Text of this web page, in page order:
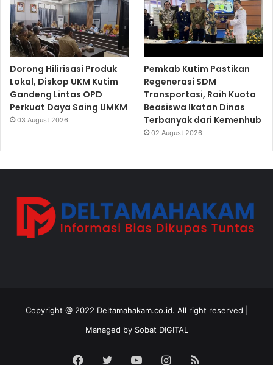
Dorong Hilirisasi Produk
Lokal, Diskop UKM Kutim
Gandeng Lintas OPD
Perkuat Daya Saing UMKM
03 August 2026
Pemkab Kutim Pastikan
Regenerasi SDM
Transportasi, Raih Kuota
Beasiswa Ikatan Dinas
Terbanyak dari Kemenhub
02 August 2026
Copyright @ 2022 Deltamahakam.co.id. All right reserved |
Managed by Sobat DIGITAL
Facebook
Twitter YouTubeInstagram